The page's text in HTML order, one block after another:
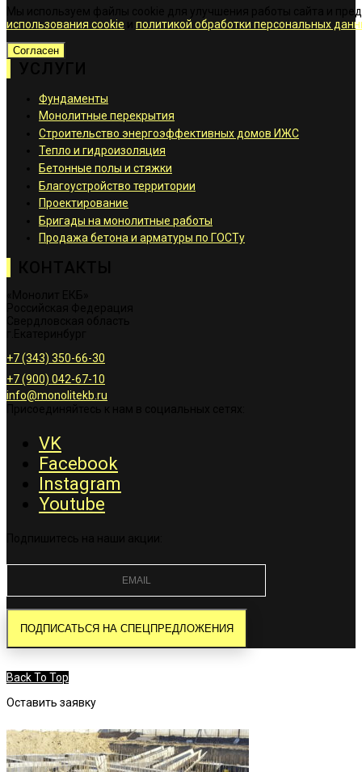
Мы используем файлы cookie для улучшения работы сайта и
использования cookie
политикой обработки персональных
Согласен
Фундаменты
Монолитные перекрытия
Строительство энергоэффективных домов ИЖС
Тепло и гидроизоляция
Бетонные полы и стяжки
Благоустройство территории
Проектирование
Бригады на монолитные работы
Продажа бетона и арматуры по ГОСТу
+7 (343) 350-66-30
+7 (900) 042-67-10
info@monolitekb.ru
VK
Facebook
Instagram
Youtube
Back To Top
Оставить заявку